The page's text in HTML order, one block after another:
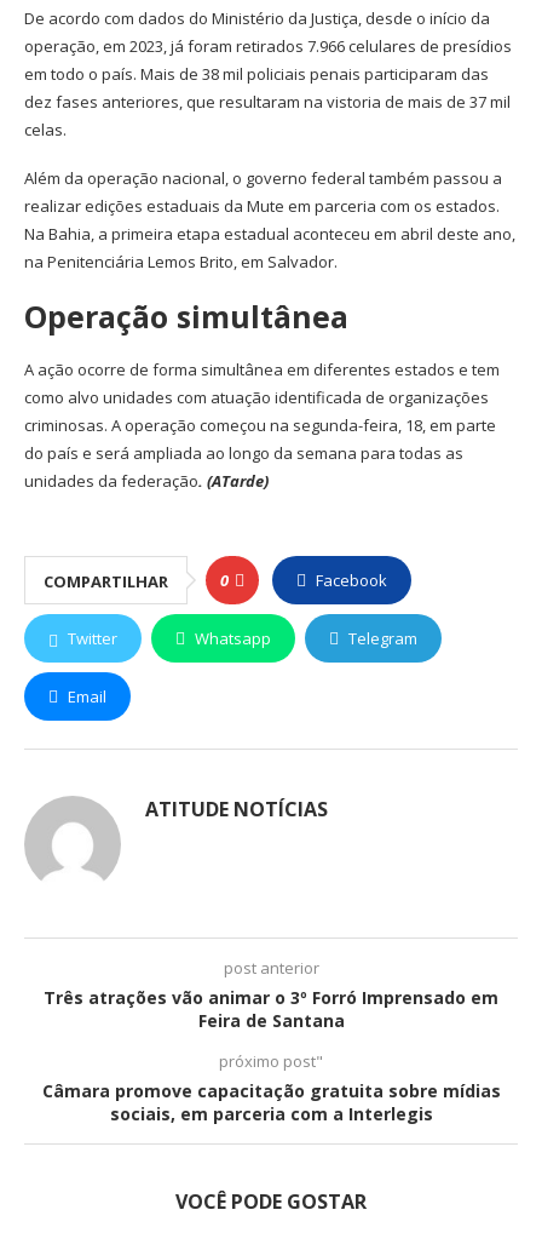
De acordo com dados do Ministério da Justiça, desde o início da
operação, em 2023, já foram retirados 7.966 celulares de presídios
em todo o país. Mais de 38 mil policiais penais participaram das
dez fases anteriores, que resultaram na vistoria de mais de 37 mil
celas.
Além da operação nacional, o governo federal também passou a
realizar edições estaduais da Mute em parceria com os estados.
Na Bahia, a primeira etapa estadual aconteceu em abril deste ano,
na Penitenciária Lemos Brito, em Salvador.
Operação simultânea
A ação ocorre de forma simultânea em diferentes estados e tem
como alvo unidades com atuação identificada de organizações
criminosas. A operação começou na segunda-feira, 18, em parte
do país e será ampliada ao longo da semana para todas as
unidades da federação. (ATarde)
COMPARTILHAR 0 Facebook
Twitter Whatsapp Telegram
Email
ATITUDE NOTÍCIAS
post anterior
Três atrações vão animar o 3º Forró Imprensado em
Feira de Santana
próximo post"
Câmara promove capacitação gratuita sobre mídias
sociais, em parceria com a Interlegis
VOCÊ PODE GOSTAR